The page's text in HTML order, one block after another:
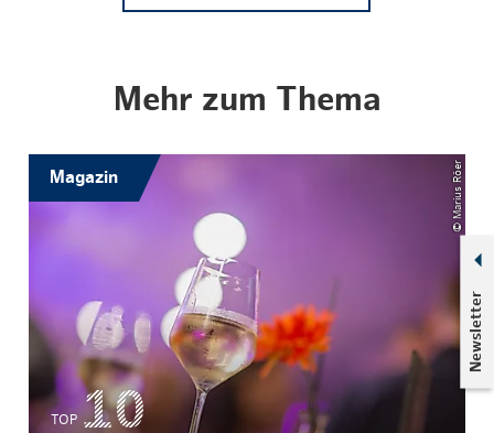
Newsletter
Mehr zum Thema
© Marius Röer
TOP
Magazin